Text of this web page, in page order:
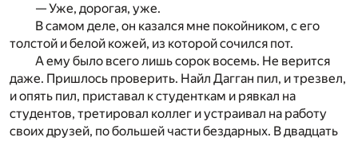
— Уже, дорогая, уже.
В самом деле, он казался мне покойником, с его
толстой и белой кожей, из которой сочился пот.
А ему было всего лишь сорок восемь. Не верится
даже. Пришлось проверить. Найл Дагган пил, и трезвел,
и опять пил, приставал к студенткам и рявкал на
студентов, третировал коллег и устраивал на работу
своих друзей, по большей части бездарных. В двадцать